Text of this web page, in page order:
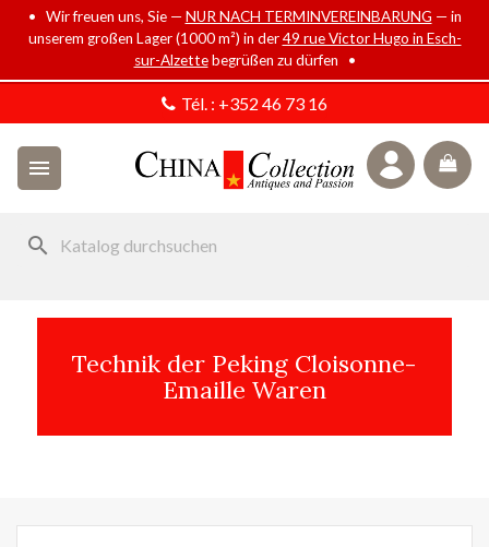
• Wir freuen uns, Sie — NUR NACH TERMINVEREINBARUNG — in
unserem großen Lager (1000 m²) in der49 rue Victor Hugo in Esch-
sur-Alzettebegrüßen zu dürfen •
Tél. : +352 46 73 16

search
Technik der Peking Cloisonne-
Emaille Waren